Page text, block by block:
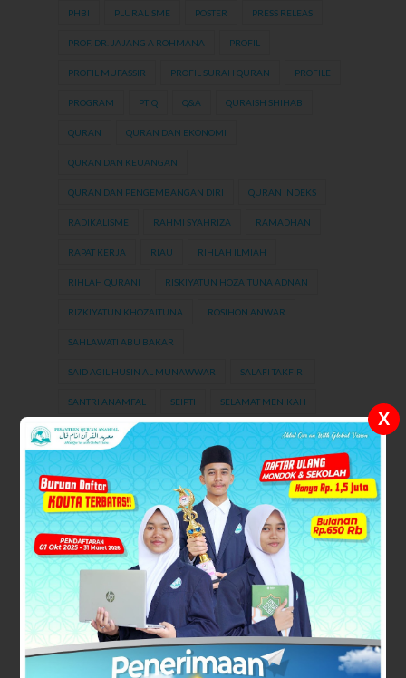
PHBI PLURALISME POSTER PRESS RELEAS
PROF. DR. JAJANG A ROHMANA PROFIL
PROFIL MUFASSIR PROFIL SURAH QURAN PROFILE
PROGRAM PTIQ Q&A QURAISH SHIHAB
QURAN QURAN DAN EKONOMI
QURAN DAN KEUANGAN
QURAN DAN PENGEMBANGAN DIRI QURAN INDEKS
RADIKALISME RAHMI SYAHRIZA RAMADHAN
RAPAT KERJA RIAU RIHLAH ILMIAH
RIHLAH QURANI RISKIYATUN HOZAITUNA ADNAN
RIZKIYATUN KHOZAITUNA ROSIHON ANWAR
SAHLAWATI ABU BAKAR
SAID AGIL HUSIN AL-MUNAWWAR SALAFI TAKFIRI
SANTRI ANAMFAL SEIPTI SELAMAT MENIKAH
SELAMAT WISUDA SEMINAR TAFSIR QURAN SENI
SHORT COURSE SILATURRAHIM SINGAPURA
STRUKTUR AL QURAN SURAH AL-FALAQ
SURAH AL-MULK SURAH AL-WAQIAH
SURAH AN-NAAS SURAH AR-RAHMAN
SUTRIA DIRGA
SYAIKH MUHAMMAD HUSAIN AZ ZAHABI
SYARAT MUFASSIR SYAZA NADA LIANA
TADABBUR QURAN TAFSIR AHKAM (HUKUM)
X